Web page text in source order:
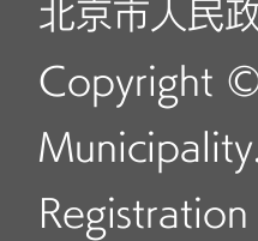
北京市人民
Copyright